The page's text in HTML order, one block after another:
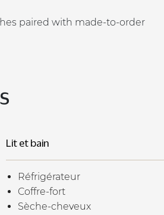
paired with made-to-order
Lit et bain
Réfrigérateur
Coffre-fort
Sèche-cheveux